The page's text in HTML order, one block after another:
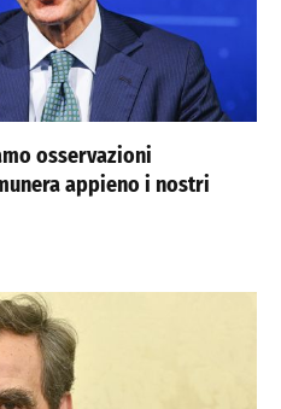
osservazioni
appieno i nostri